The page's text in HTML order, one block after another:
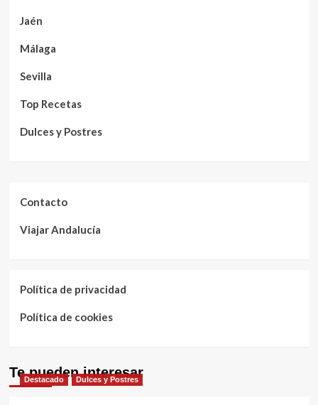
Jaén
Málaga
Sevilla
Top Recetas
Dulces y Postres
Contacto
Viajar Andalucía
Política de privacidad
Política de cookies
Te pueden interesar
Destacado Dulces y Postres